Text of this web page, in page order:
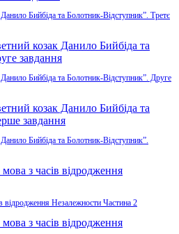
Бийбіда та Болотник-Відступник”. Третє
Бийбіда та Болотник-Відступник”. Друге
Бийбіда та Болотник-Відступник”.
відродження Незалежности Частина 2